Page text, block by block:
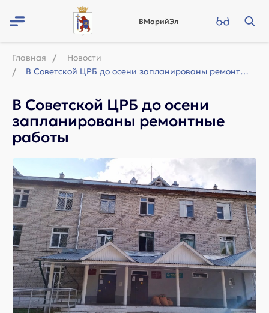
ВМарийЭл
Главная
Новости
В Советской ЦРБ до осени запланированы ремонтные работы
В Советской ЦРБ до осени
запланированы ремонтные
работы